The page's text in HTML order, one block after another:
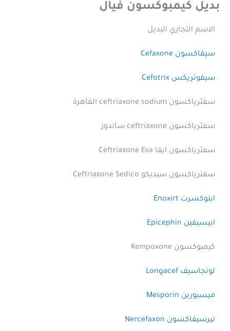
بديل كيمبوكسون فيال
الاسم التجاري البديل
سيفاكسون Cefaxone
سيفوتريكس Cefotrix
سفترياكسون ceftriaxone sodium القاهرة
سفترياكسون ceftriaxone ساندوز
سفترياكسون ايفا Ceftriaxone Eva
سفترياكسون سيديكو Ceftriaxone Sedico
اينوكسرت Enoxirt
ابيسيفين Epicephin
كيمبوكسون Kempoxone
لونجاسيف Longacef
ميسبورين Mesporin
نيرسيفاكسون Nercefaxon